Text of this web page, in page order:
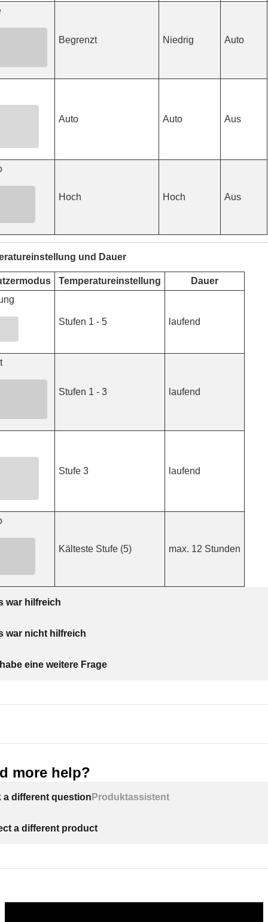
Begrenzt Niedrig Auto
Auto Auto Aus
Hoch Hoch Aus
und Dauer
Temperatureinstellung
Dauer
Stufen 1 - 5 laufend
Stufen 1 - 3 laufend
Stufe 3 laufend
Kälteste Stufe (5) max. 12 Stunden
war hilfreich
war nicht hilfreich
eine weitere Frage
more help?
a different question Produktassistent
a different product